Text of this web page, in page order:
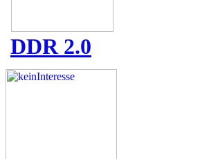
DDR 2.0